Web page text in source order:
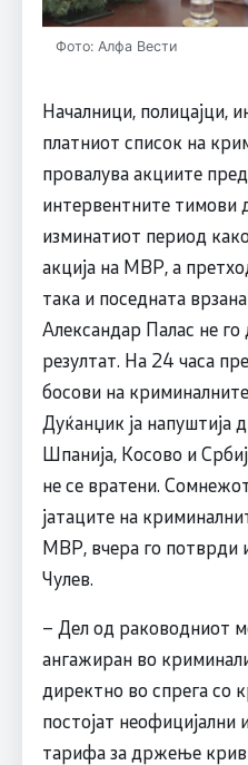
Фото: Алфа Вести
Началници, полицајци,
платниот список на
провалува акциите
интервентните тимови
изминатиот период
акција на МВР, а
така и поседната
Александар Палас не го
резултат. На 24 часа
босови на
Дуќанџик ја напуштија
Шпанија, Косово и
не се вратени.
јатаците на
МВР, вчера го потврди
Чулев.
– Дел од раководниот
ангажиран во
директно во спрега со
постојат
тарифа за држење